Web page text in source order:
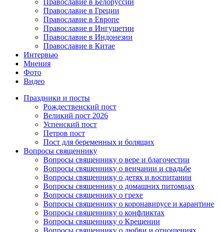
Православие в Белоруссии
Православие в Греции
Православие в Европе
Православие в Ингушетии
Православие в Индонезии
Православие в Китае
Интервью
Мнения
Фото
Видео
Праздники и посты
Рождественский пост
Великий пост 2026
Успенский пост
Петров пост
Пост для беременных и болящих
Вопросы священнику
Вопросы священнику о вере и благочестии
Вопросы священнику о венчании и свадьбе
Вопросы священнику о детях и воспитании
Вопросы священнику о домашних питомцах
Вопросы священнику о грехе
Вопросы священнику о коронавирусе и карантине
Вопросы священнику о конфликтах
Вопросы священнику о Крещении
Вопросы священнику о любви и отношениях